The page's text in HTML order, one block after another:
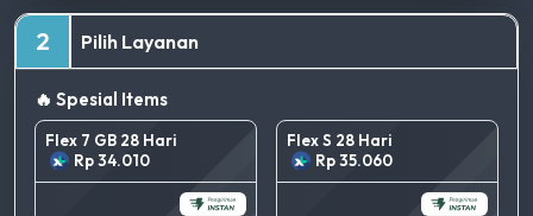
2 Pilih Layanan
🔥 Spesial Items
Flex 7 GB 28 Hari
Rp 34.010
Flex S 28 Hari
Rp 35.060